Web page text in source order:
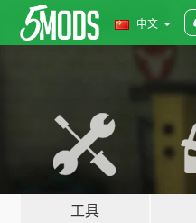
中文
工具